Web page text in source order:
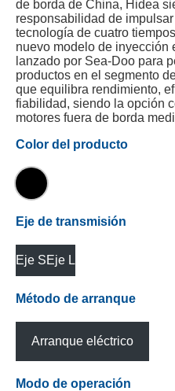
de borda de China, Hidea
responsabilidad de
tecnología de cuatro
nuevo modelo de inyección
lanzado por Sea-Doo para
productos en el segmento
que equilibra rendimiento,
fiabilidad, siendo la opción
motores fuera de borda
Color del producto
Eje de transmisión
Eje SEje L
Método de arranque
Arranque eléctrico
Modo de operación